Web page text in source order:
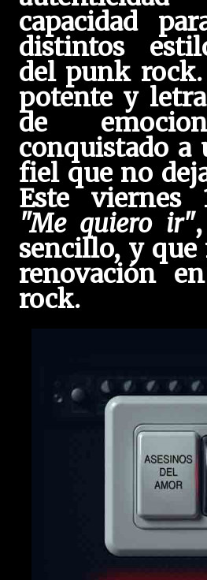
capacidad
distintos
del punk
potente y
de
conquistado a
fiel que no
Este viernes
"Me quiero ir"
sencillo, y que
renovación
rock.